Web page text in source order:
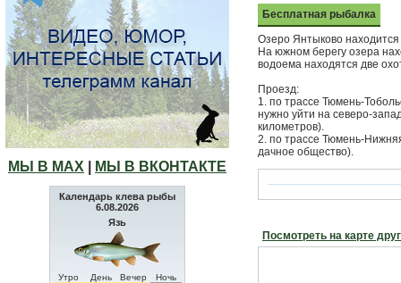
МЫ В МАХ МЫ В ВКОНТАКТЕ
Календарь клева рыбы
6.08.2026
Язь
Утро День Вечер Ночь
Бесплатная рыбалка
Озеро Янтыково
На южном берегу озера
водоема находятся две
Проезд:
1. по трассе Тюмень-
нужно уйти на северо-
километров).
2. по трассе Тюмень-
дачное общество).
Посмотреть на карте